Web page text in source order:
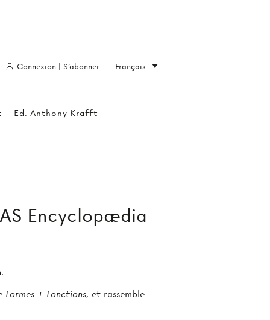
Encyclopædia
+ Fonctions, et rassemble
Ed. Anthony Krafft
Connexion S'abonner Français